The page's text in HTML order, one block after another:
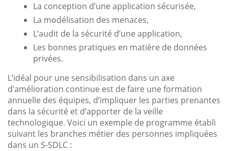
La conception d’une application sécurisée,
La modélisation des menaces,
L’audit de la sécurité d’une application,
Les bonnes pratiques en matière de données
privées.
L’idéal pour une sensibilisation dans un axe
d’amélioration continue est de faire une formation
annuelle des équipes, d’impliquer les parties prenantes
dans la sécurité et d’apporter de la veille
technologique. Voici un exemple de programme établi
suivant les branches métier des personnes impliquées
dans un S-SDLC :